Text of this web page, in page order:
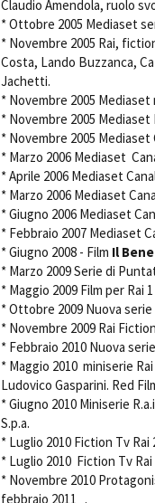
Claudio Amendola, ruolo
* Ottobre 2005 Mediaset
* Novembre 2005 Rai,
Costa, Lando Buzzanca,
Jachetti.
* Novembre 2005
* Novembre 2005 Mediaset
* Novembre 2005
* Marzo 2006 Mediaset
* Aprile 2006 Mediaset
* Marzo 2006 Mediaset
* Giugno 2006 Mediaset
* Febbraio 2007 Mediaset
* Giugno 2008 - Film Il
* Marzo 2009 Serie di
* Maggio 2009 Film per Rai 1 
* Ottobre 2009 Nuova serie
* Novembre 2009 Rai
* Febbraio 2010 Nuova serie
* Maggio 2010 miniserie
Ludovico Gasparini. Red
* Giugno 2010 Miniserie R.a.i
S.p.a.
* Luglio 2010 Fiction Tv Rai 2
* Luglio 2010 Fiction Tv Rai
* Novembre 2010
febbraio 2011 .